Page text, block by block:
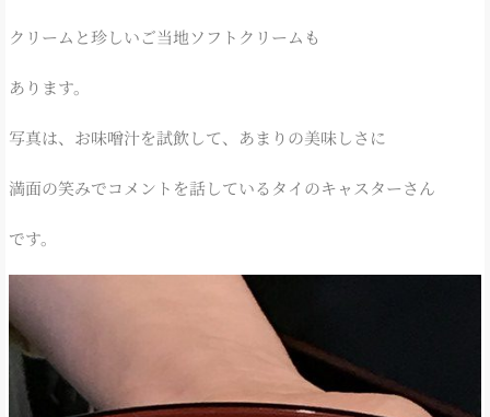
クリームと珍しいご当地ソフトクリームも
あります。
写真は、お味噌汁を試飲して、あまりの美味しさに
満面の笑みでコメントを話しているタイのキャスターさん
です。